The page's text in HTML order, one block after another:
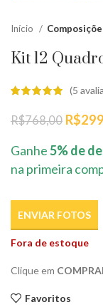
Início
Kit 12
(5
R$768,00 O
era:
R$
Ganhe5% de
na primeira
ENVIAR FOTOS
Fora de estoque
Clique em
Favoritos